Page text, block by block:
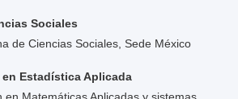
Sociales
de Ciencias Sociales, Sede México
Estadística Aplicada